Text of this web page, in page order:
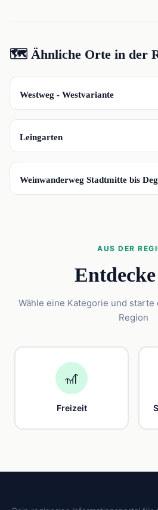
🗺️ Ähnliche Orte in der
📍
Westweg - Westvariante
📍
Leingarten
📍
Weinwanderweg Stadtmitte bis
AUS DER
Wähle eine Kategorie und
Region
🎢
Freizeit